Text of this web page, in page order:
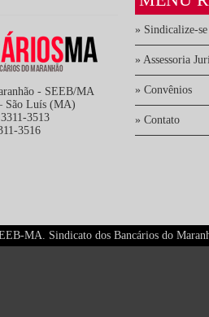
- SEEB/MA
São Luís (MA)
3513
3516
» Sindicalize-se
» Assessoria
» Convênios
» Contato
MA. Sindicato dos Bancários do